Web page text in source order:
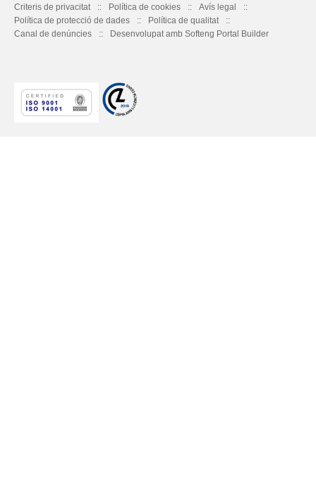
Criteris de privacitat
Política de cookies
Avís legal
Política de protecció de dades
Política de qualitat
Canal de denúncies
Desenvolupat amb Softeng Portal Builder